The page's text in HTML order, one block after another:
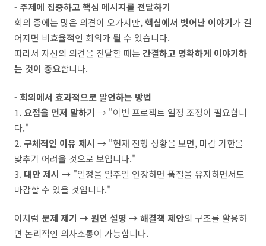
-주제에 집중하고 핵심 메시지를 전달하기
회의 중에는 많은 의견이 오가지만,핵심에서 벗어난 이야기가 길
어지면 비효율적인 회의가 될 수 있습니다.
따라서 자신의 의견을 전달할 때는 간결하고 명확하게 이야기하
는 것이 중요합니다.
-회의에서 효과적으로 발언하는 방법
1. 요점을 먼저 말하기 → "이번 프로젝트 일정 조정이 필요합니
다."
2. 구체적인 이유 제시 → "현재 진행 상황을 보면, 마감 기한을
맞추기 어려울 것으로 보입니다."
3. 대안 제시 → "일정을 일주일 연장하면 품질을 유지하면서도
마감할 수 있을 것입니다."
이처럼 문제 제기 → 원인 설명 → 해결책 제안의 구조를 활용하
면 논리적인 의사소통이 가능합니다.